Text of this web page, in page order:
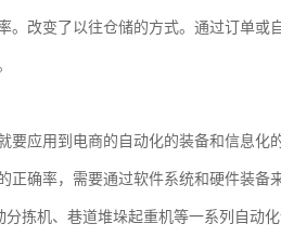
改变了以往仓储的方式。通过订单或
应用到电商的自动化的装备和信息化
确率，需要通过软件系统和硬件装备
拣机、巷道堆垛起重机等一系列自动